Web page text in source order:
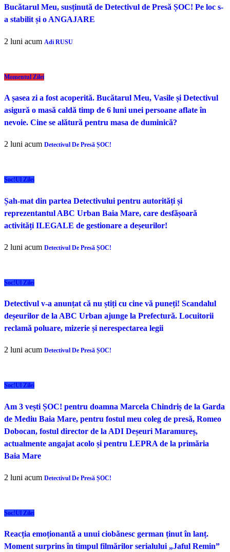
Bucătarul Meu, susținută de Detectivul de Presă ȘOC! Pe loc s-
a stabilit și o ANGAJARE
2 luni acum Adi RUSU
Momentul Zilei
A șasea zi a fost acoperită. Bucătarul Meu, Vasile și Detectivul
asigură o masă caldă timp de 6 luni unei persoane aflate în
nevoie. Cine se alătură pentru masa de duminică?
2 luni acum Detectivul De Presă ȘOC!
Șoc!ul Zilei
Șah-mat din partea Detectivului pentru autorități și
reprezentantul ABC Urban Baia Mare, care desfășoară
activități ILEGALE de gestionare a deșeurilor!
2 luni acum Detectivul De Presă ȘOC!
Șoc!ul Zilei
Detectivul v-a anunțat că nu știți cu cine vă puneți! Scandalul
deșeurilor de la ABC Urban ajunge la Prefectură. Locuitorii
reclamă poluare, mizerie și nerespectarea legii
2 luni acum Detectivul De Presă ȘOC!
Șoc!ul Zilei
Am 3 vești ȘOC! pentru doamna Marcela Chindriș de la Garda
de Mediu Baia Mare, pentru fostul meu coleg de presă, Romeo
Dobocan, fostul director de la ADI Deșeuri Maramureș,
actualmente angajat acolo și pentru LEPRA de la primăria
Baia Mare
2 luni acum Detectivul De Presă ȘOC!
Șoc!ul Zilei
Reacția emoționantă a unui ciobănesc german ținut în lanț.
Moment surprins în timpul filmărilor serialului „Jaful Remin”